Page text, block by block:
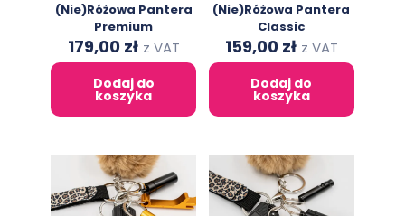
(Nie)Różowa Pantera
Premium
Original
price
was:
312,00 zł.
179,00 złCurrent
price
is:
179,00 zł.
z VAT
Dodaj do
koszyka
(Nie)Różowa Pantera
Classic
Original
price
was:
239,00 zł.
159,00 złCurrent
price
is:
159,00 zł.
z VAT
Dodaj do
koszyka